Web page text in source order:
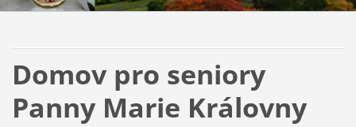
Domov pro seniory
Panny Marie Královny